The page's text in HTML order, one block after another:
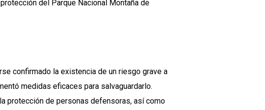
del Parque Nacional Montaña de
confirmado la existencia de un riesgo grave a
medidas eficaces para salvaguardarlo.
protección de personas defensoras, así como